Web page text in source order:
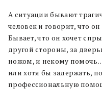
А ситуации бывают
человек и говорит, что
Бывает, что он хочет
другой стороны, за
ножом, и некому
или хотя бы задержать,
профессиональную